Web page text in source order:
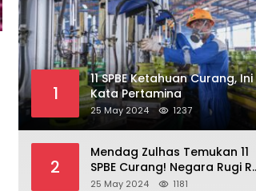
1
11 SPBE Ketahuan Curang, Ini
Kata Pertamina
25 May 2024 1237
2
Mendag Zulhas Temukan 11
SPBE Curang! Negara Rugi
18,7 Miliar/ Tahun
25 May 2024 1181